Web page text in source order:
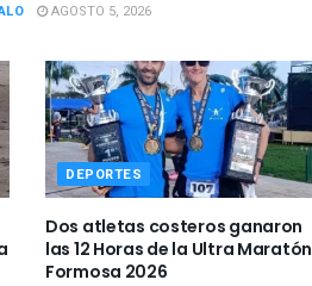
AGOSTO 5, 2026
DEPORTES
Dos atletas costeros ganaron
las 12 Horas de la Ultra Maratón
Formosa 2026